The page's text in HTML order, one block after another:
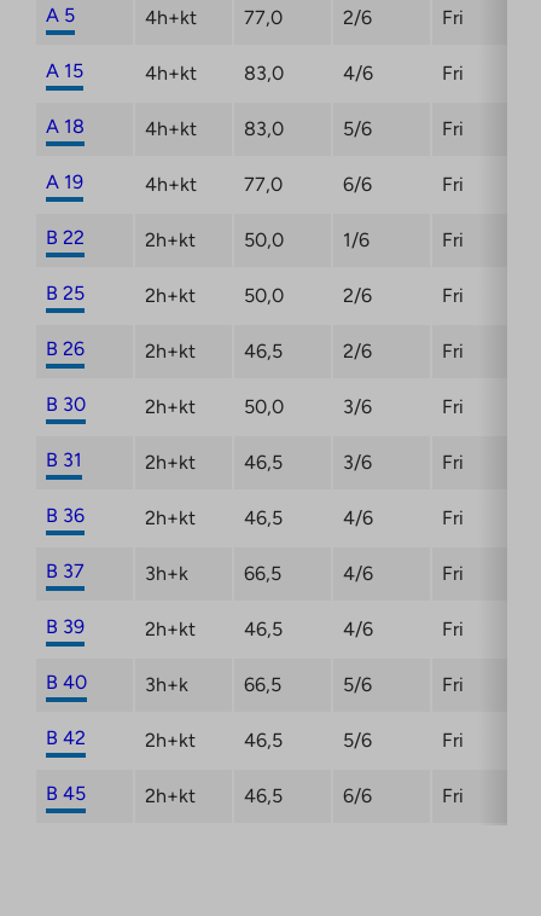
new
A 5 4h+kt 77,0 2/6 Fri
A 15 4h+kt 83,0 4/6 Fri
A 18 4h+kt 83,0 5/6 Fri
A 19 4h+kt 77,0 6/6 Fri
B 22 2h+kt 50,0 1/6 Fri
B 25 2h+kt 50,0 2/6 Fri
B 26 2h+kt 46,5 2/6 Fri
B 30 2h+kt 50,0 3/6 Fri
B 31 2h+kt 46,5 3/6 Fri
B 36 2h+kt 46,5 4/6 Fri
B 37 3h+k 66,5 4/6 Fri
B 39 2h+kt 46,5 4/6 Fri
B 40 3h+k 66,5 5/6 Fri
B 42 2h+kt 46,5 5/6 Fri
B 45 2h+kt 46,5 6/6 Fri